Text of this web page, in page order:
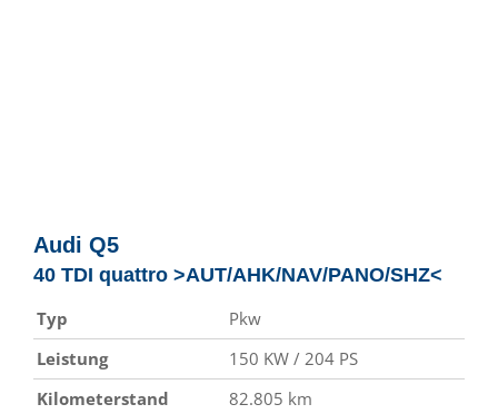
Audi Q5
40 TDI quattro >AUT/AHK/NAV/PANO/SHZ<
Typ
Pkw
Leistung
150 KW / 204 PS
Kilometerstand
82.805 km